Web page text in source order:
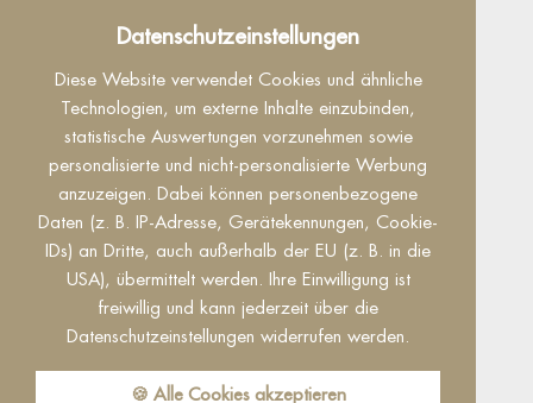
Datenschutzeinstellungen
Diese Website verwendet Cookies und ähnliche
Technologien, um externe Inhalte einzubinden,
statistische Auswertungen vorzunehmen sowie
personalisierte und nicht-personalisierte Werbung
anzuzeigen. Dabei können personenbezogene
Daten (z. B. IP-Adresse, Gerätekennungen, Cookie-
IDs) an Dritte, auch außerhalb der EU (z. B. in die
USA), übermittelt werden. Ihre Einwilligung ist
freiwillig und kann jederzeit über die
Datenschutzeinstellungen widerrufen werden.
🍪 Alle Cookies akzeptieren
Datenschutz
Dieser Inhalt ist nur sichtbar wenn Sie Cookies
von "Facebook" akzeptieren.
Akzeptieren Einstellungen
Reguest Messenger
Wenn Sie den Messenger nutzen möchten